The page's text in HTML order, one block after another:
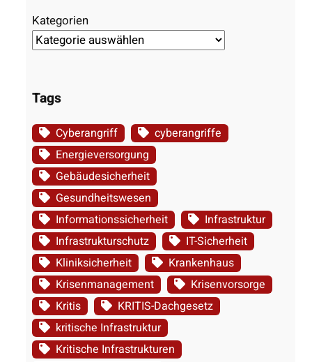
Kategorien
Tags
Cyberangriff
cyberangriffe
Energieversorgung
Gebäudesicherheit
Gesundheitswesen
Informationssicherheit
Infrastruktur
Infrastrukturschutz
IT-Sicherheit
Kliniksicherheit
Krankenhaus
Krisenmanagement
Krisenvorsorge
Kritis
KRITIS-Dachgesetz
kritische Infrastruktur
Kritische Infrastrukturen